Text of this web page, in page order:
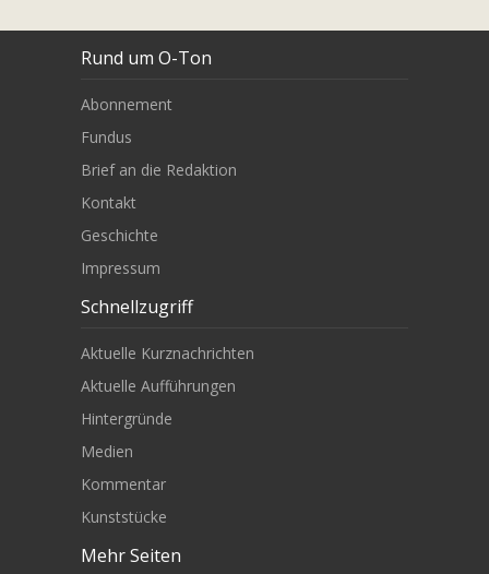
Rund um O-Ton
Abonnement
Fundus
Brief an die Redaktion
Kontakt
Geschichte
Impressum
Schnellzugriff
Aktuelle Kurznachrichten
Aktuelle Aufführungen
Hintergründe
Medien
Kommentar
Kunststücke
Mehr Seiten